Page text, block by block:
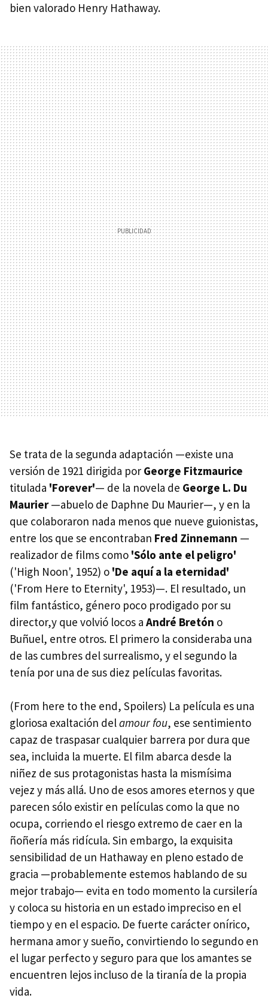
bien valorado Henry Hathaway.
Se trata de la segunda adaptación —existe una
versión de 1921 dirigida por George Fitzmaurice
titulada 'Forever'— de la novela de George L. Du
Maurier—abuelo de Daphne Du Maurier—, y en la
que colaboraron nada menos que nueve guionistas,
entre los que se encontraban Fred Zinnemann —
realizador de films como 'Sólo ante el peligro'
('High Noon', 1952) o 'De aquí a la eternidad'
('From Here to Eternity', 1953)—. El resultado, un
film fantástico, género poco prodigado por su
director,y que volvió locos a André Bretón o
Buñuel, entre otros. El primero la consideraba una
de las cumbres del surrealismo, y el segundo la
tenía por una de sus diez películas favoritas.
(From here to the end, Spoilers) La película es una
gloriosa exaltación delamour fou, ese sentimiento
capaz de traspasar cualquier barrera por dura que
sea, incluida la muerte. El film abarca desde la
niñez de sus protagonistas hasta la mismísima
vejez y más allá. Uno de esos amores eternos y que
parecen sólo existir en películas como la que no
ocupa, corriendo el riesgo extremo de caer en la
ñoñería más ridícula. Sin embargo, la exquisita
sensibilidad de un Hathaway en pleno estado de
gracia —probablemente estemos hablando de su
mejor trabajo— evita en todo momento la cursilería
y coloca su historia en un estado impreciso en el
tiempo y en el espacio. De fuerte carácter onírico,
hermana amor y sueño, convirtiendo lo segundo en
el lugar perfecto y seguro para que los amantes se
encuentren lejos incluso de la tiranía de la propia
vida.